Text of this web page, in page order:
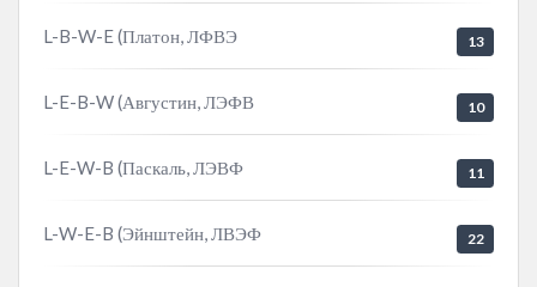
L-B-W-E (Платон, ЛФВЭ 13
L-E-B-W (Августин, ЛЭФВ 10
L-E-W-B (Паскаль, ЛЭВФ 11
L-W-E-B (Эйнштейн, ЛВЭФ 22